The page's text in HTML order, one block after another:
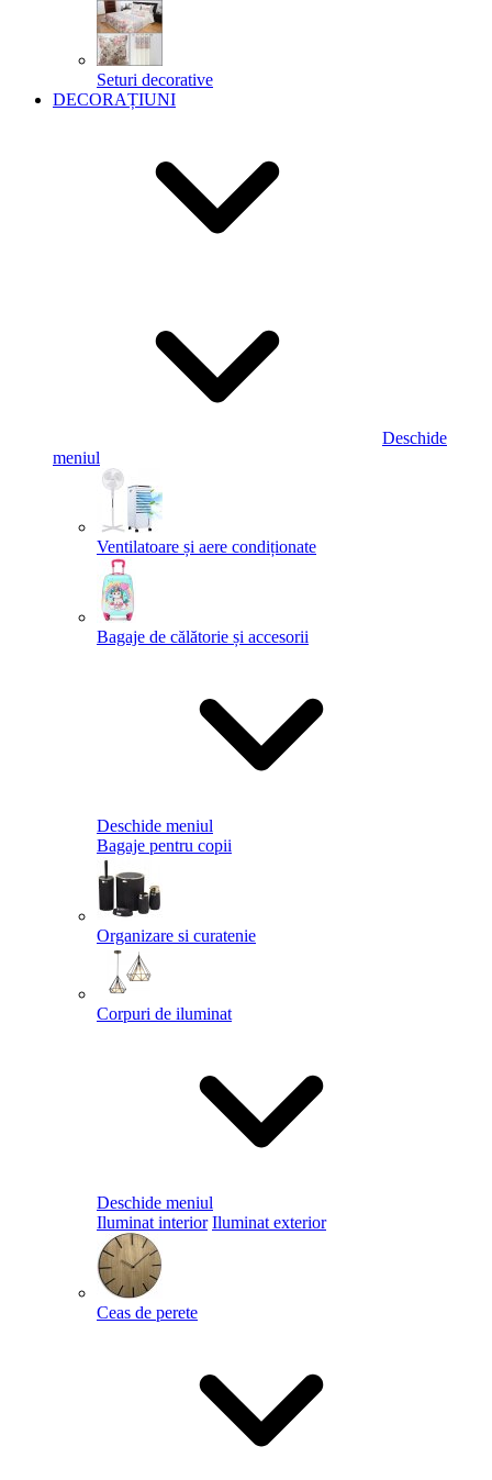
Seturi decorative
DECORAȚIUNI
Deschide
meniul
Ventilatoare și aere condiționate
Bagaje de călătorie și accesorii
Deschide meniul
Bagaje pentru copii
Organizare si curatenie
Corpuri de iluminat
Deschide meniul
Iluminat interior Iluminat exterior
Ceas de perete